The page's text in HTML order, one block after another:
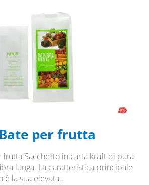
per frutta
frutta Sacchetto in carta kraft di pura
lunga. La caratteristica principale
la sua elevata…